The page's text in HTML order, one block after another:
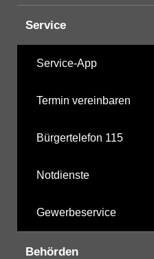
Service
Service-App
Termin vereinbaren
Bürgertelefon 115
Notdienste
Gewerbeservice
Behörden